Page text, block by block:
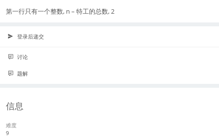
第一行只有一个整数, n – 特工的总数, 2
登录后递交
讨论
题解
信息
难度
9